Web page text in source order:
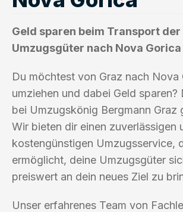
Geld sparen beim Transport der
Umzugsgüter nach Nova Gorica
Du möchtest von Graz nach Nova
umziehen und dabei Geld sparen?
bei Umzugskönig Bergmann Graz
Wir bieten dir einen zuverlässigen
kostengünstigen Umzugsservice,
ermöglicht, deine Umzugsgüter
preiswert an dein neues Ziel zu
Unser erfahrenes Team von